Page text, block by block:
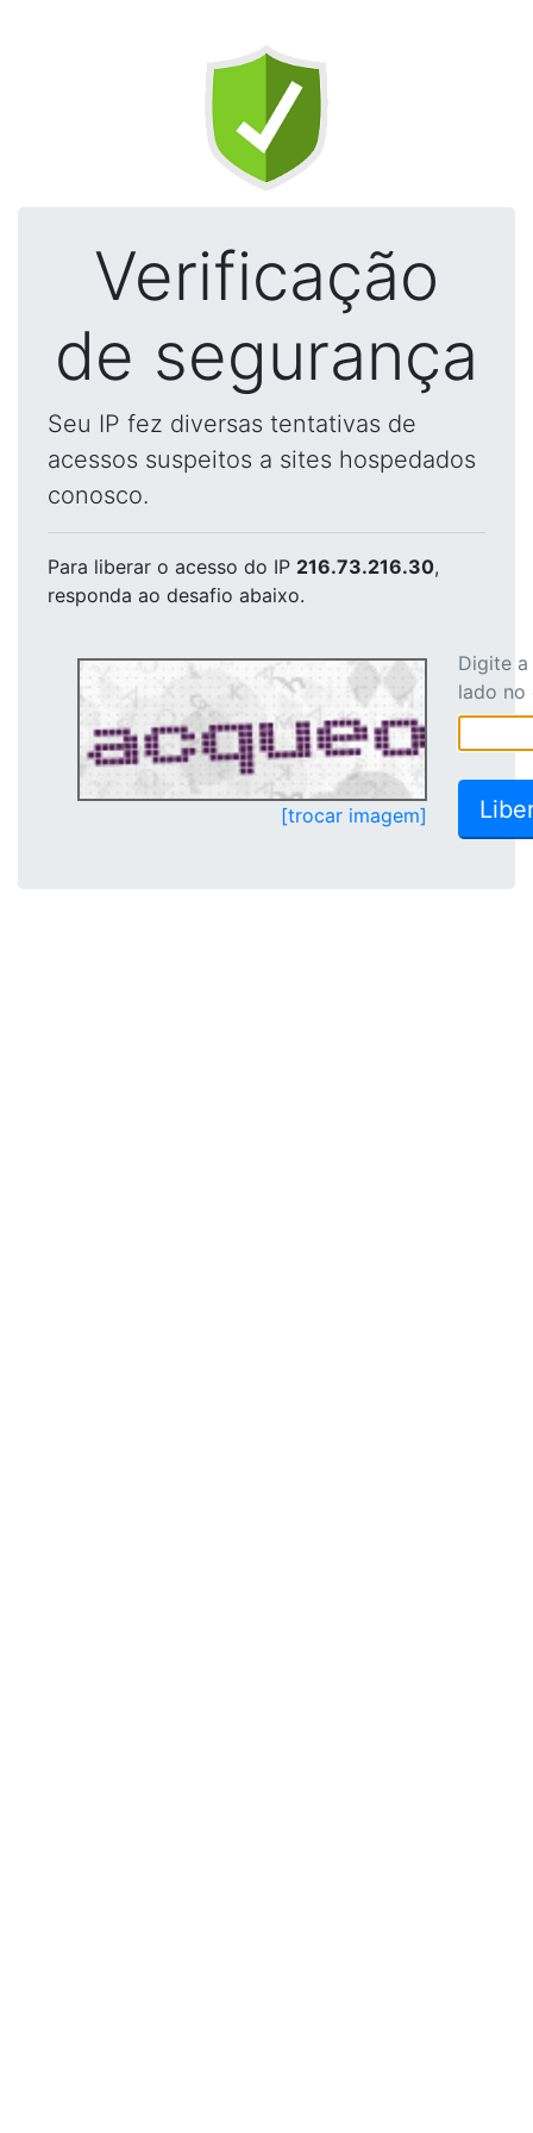
Verificação
de segurança
Seu IP fez diversas tentativas de
acessos suspeitos a sites hospedados
conosco.
Para liberar o acesso do IP 216.73.216.30,
responda ao desafio abaixo.
[trocar imagem]
Digite
lado no